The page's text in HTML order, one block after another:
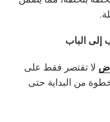
إلى الباب
لا تقتصر فقط على
من البداية حتى